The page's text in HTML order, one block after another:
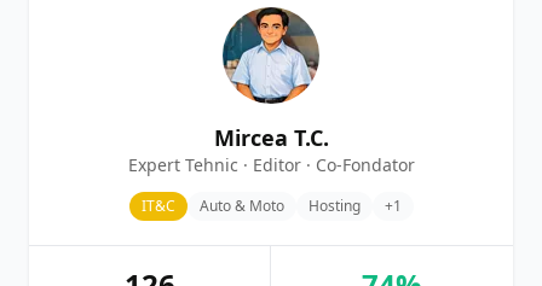
Mircea T.C.
Expert Tehnic · Editor · Co-Fondator
IT&C Auto & Moto Hosting +1